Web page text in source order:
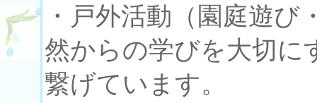
・戸外活動（園庭遊
然からの学びを大切に
繋げています。